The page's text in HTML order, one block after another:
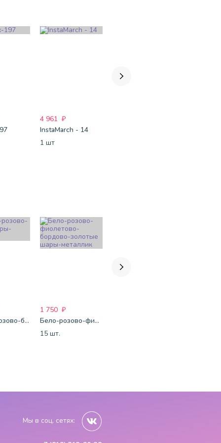
4 961 ₽
InstaMarch - 14
1 шт
Фуксия-розово-белые шары-пастель
1 750 ₽
Бело-розово-фиолетово-бордово-золотые шары-металлик
15 шт.
Мы в соц. сетях: